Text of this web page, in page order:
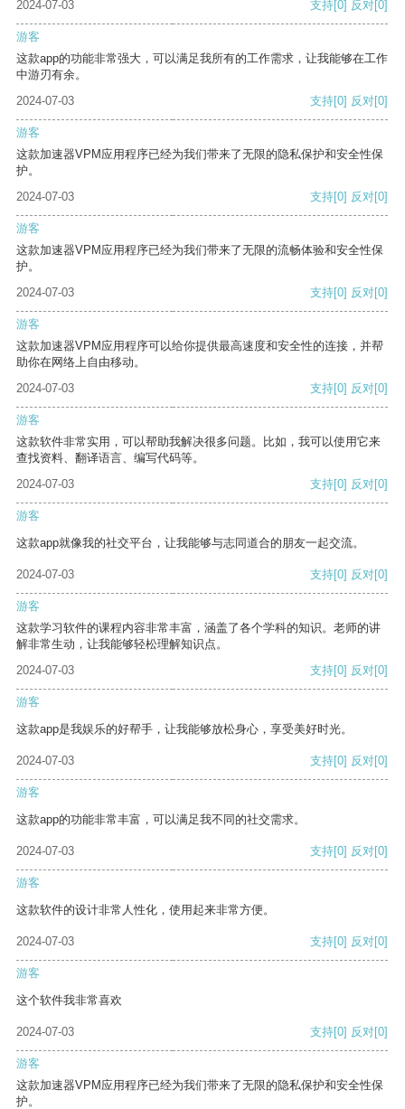
2024-07-03
支持[0] 反对[0]
游客
这款app的功能非常强大，可以满足我所有的工作需求，让我能够在工作
中游刃有余。
2024-07-03
支持[0] 反对[0]
游客
这款加速器VPM应用程序已经为我们带来了无限的隐私保护和安全性保
护。
2024-07-03
支持[0] 反对[0]
游客
这款加速器VPM应用程序已经为我们带来了无限的流畅体验和安全性保
护。
2024-07-03
支持[0] 反对[0]
游客
这款加速器VPM应用程序可以给你提供最高速度和安全性的连接，并帮
助你在网络上自由移动。
2024-07-03
支持[0] 反对[0]
游客
这款软件非常实用，可以帮助我解决很多问题。比如，我可以使用它来
查找资料、翻译语言、编写代码等。
2024-07-03
支持[0] 反对[0]
游客
这款app就像我的社交平台，让我能够与志同道合的朋友一起交流。
2024-07-03 支持[0] 反对[0]
游客
这款学习软件的课程内容非常丰富，涵盖了各个学科的知识。老师的讲
解非常生动，让我能够轻松理解知识点。
2024-07-03
支持[0] 反对[0]
游客
这款app是我娱乐的好帮手，让我能够放松身心，享受美好时光。
2024-07-03 支持[0] 反对[0]
游客
这款app的功能非常丰富，可以满足我不同的社交需求。
2024-07-03 支持[0] 反对[0]
游客
这款软件的设计非常人性化，使用起来非常方便。
2024-07-03 支持[0] 反对[0]
游客
这个软件我非常喜欢
2024-07-03 支持[0] 反对[0]
游客
这款加速器VPM应用程序已经为我们带来了无限的隐私保护和安全性保
护。